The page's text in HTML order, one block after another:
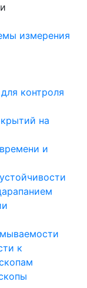
измерения
контроля
на
и
к